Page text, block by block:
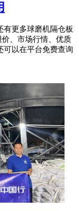
有更多球磨机隔仓板
、市场行情、优质
可以在平台免费查询